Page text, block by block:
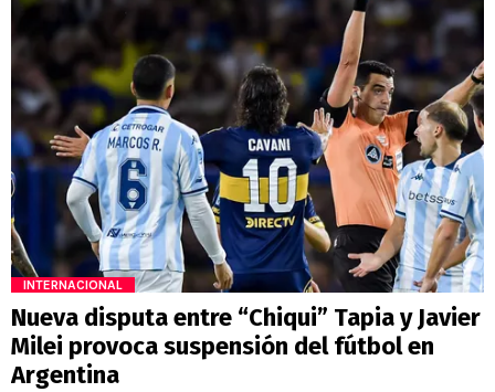
INTERNACIONAL
Nueva disputa entre “Chiqui” Tapia y Javier
Milei provoca suspensión del fútbol en
Argentina